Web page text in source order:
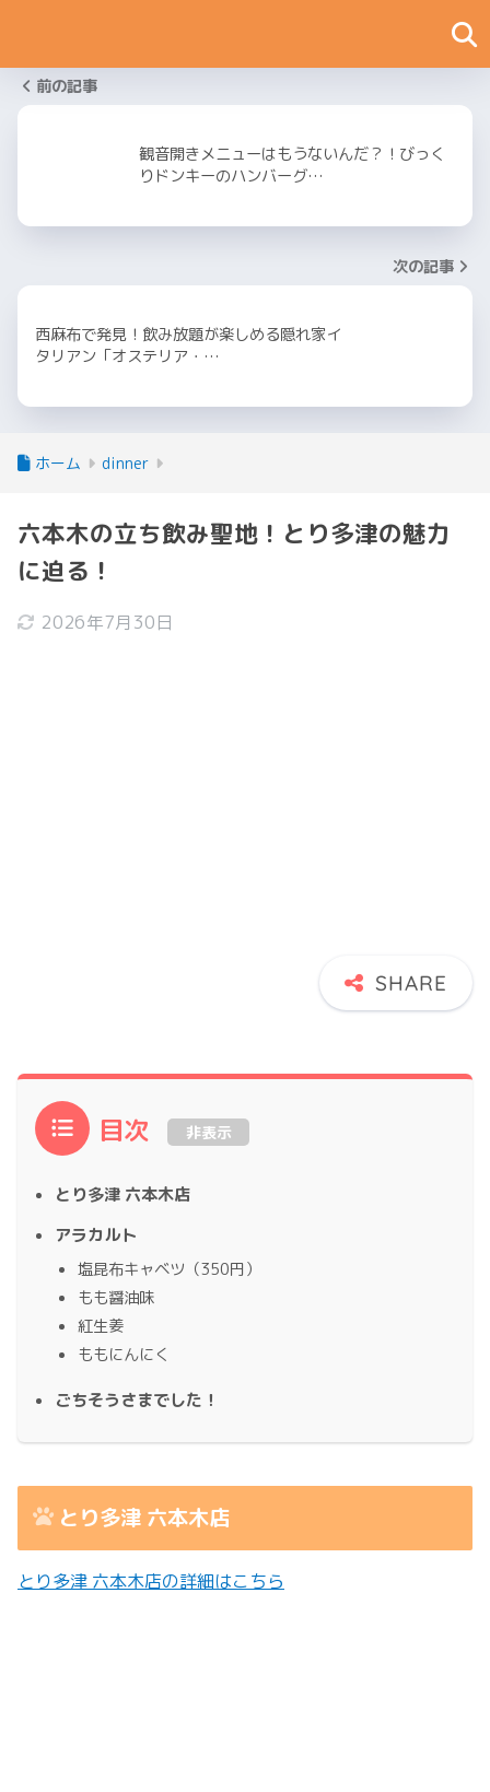
前の記事
観音開きメニューはもうないんだ？！びっく
りドンキーのハンバーグ…
次の記事
西麻布で発見！飲み放題が楽しめる隠れ家イ
タリアン「オステリア・…
ホーム dinner
六本木の立ち飲み聖地！とり多津の魅力
に迫る！
2026年7月30日
目次 非表示
とり多津 六本木店
アラカルト
塩昆布キャベツ（350円）
もも醤油味
紅生姜
ももにんにく
ごちそうさまでした！
とり多津 六本木店
とり多津 六本木店の詳細はこちら